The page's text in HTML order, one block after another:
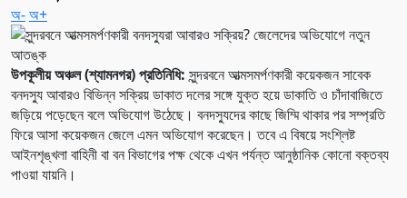
অ-অ+
উপকূলীয় অঞ্চল (শ্যামনগর) প্রতিনিধি:সুন্দরবনে আত্মসমর্পণকারী কয়েকজন সাবেক
বনদস্যু আবারও বিভিন্ন সক্রিয় ডাকাত দলের সঙ্গে যুক্ত হয়ে ডাকাতি ও চাঁদাবাজিতে
জড়িয়ে পড়েছেন বলে অভিযোগ উঠেছে। বনদস্যুদের কাছে জিম্মি থাকার পর সম্প্রতি
ফিরে আসা কয়েকজন জেলে এমন অভিযোগ করেছেন। তবে এ বিষয়ে সংশ্লিষ্ট
আইনশৃঙ্খলা বাহিনী বা বন বিভাগের পক্ষ থেকে এখন পর্যন্ত আনুষ্ঠানিক কোনো বক্তব্য
পাওয়া যায়নি।